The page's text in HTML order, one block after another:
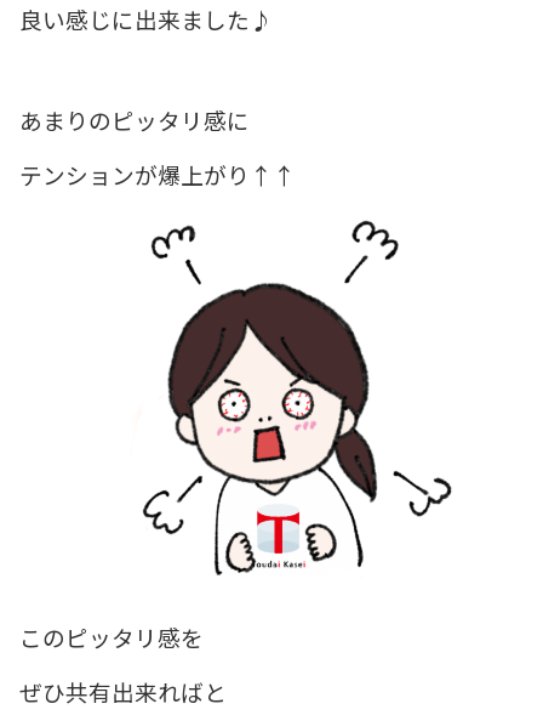
良い感じに出来ました♪
あまりのピッタリ感に
テンションが爆上がり↑↑
このピッタリ感を
ぜひ共有出来ればと